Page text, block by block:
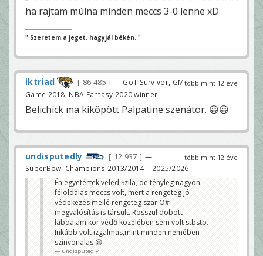
ha rajtam múlna minden meccs 3-0 lenne xD
" Szeretem a jeget, hagyjál békén. "
több mint 12 éve
iktriad 86 485
— GoT Survivor, GM
Game 2018, NBA Fantasy 2020 winner
Belichick ma kiköpött Palpatine szenátor. 😀😀
több mint 12 éve
undisputedly 12 937
—
SuperBowl Champions 2013/2014 II 2025/2026
Én egyetértek veled Szila, de tényleg nagyon
féloldalas meccs volt, mert a rengeteg jó
védekezés mellé rengeteg szar O#
megvalósítás is társult. Rosszul dobott
labda,amikor védő közelében sem volt stbstb.
Inkább volt izgalmas,mint minden nemében
színvonalas 😀
undisputedly